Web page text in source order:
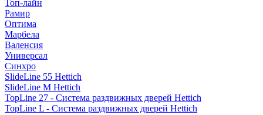
Топ-лайн
Рамир
Оптима
Марбела
Валенсия
Универсал
Синхро
SlideLine 55 Hettich
SlideLine M Hettich
TopLine 27 - Система раздвижных дверей Hettich
TopLine L - Система раздвижных дверей Hettich